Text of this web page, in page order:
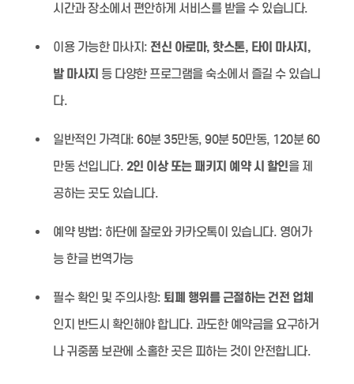
시간과 장소에서 편안하게 서비스를 받을 수 있습니다.
이용 가능한 마사지: 전신 아로마, 핫스톤, 타이 마사지,
발 마사지 등 다양한 프로그램을 숙소에서 즐길 수 있습니
다.
일반적인 가격대: 60분 35만동, 90분 50만동, 120분 60
만동 선입니다. 2인 이상 또는 패키지 예약 시 할인을 제
공하는 곳도 있습니다.
예약 방법: 하단에 잘로와 카카오톡이 있습니다. 영어가
능 한글 번역가능
필수 확인 및 주의사항: 퇴폐 행위를 근절하는 건전 업체
인지 반드시 확인해야 합니다. 과도한 예약금을 요구하거
나 귀중품 보관에 소홀한 곳은 피하는 것이 안전합니다.